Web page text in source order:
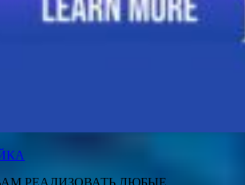
РЕАЛИЗОВАТЬ ЛЮБЫЕ